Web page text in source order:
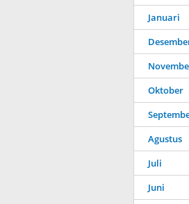
Januari
Oktober
Agustus
Juli
Juni